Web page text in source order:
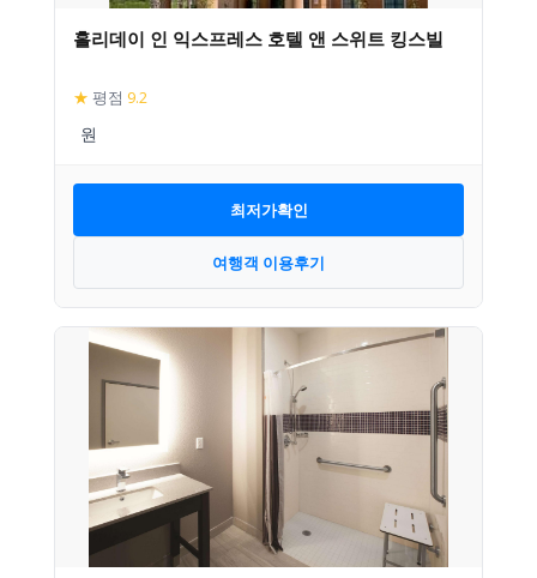
홀리데이 인 익스프레스 호텔 앤 스위트 킹스빌
★ 평점 9.2
최저가확인
여행객 이용후기